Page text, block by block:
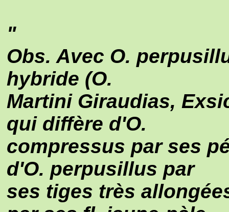
"
Obs. Avec O.
hybride (O.
Martini Giraudias,
qui diffère d'O.
compressus par ses
d'O. perpusillus par
ses tiges très